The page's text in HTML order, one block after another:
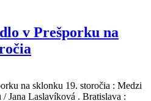
v Prešporku na
na sklonku 19. storočia : Medzi
Jana Laslavíková . Bratislava :